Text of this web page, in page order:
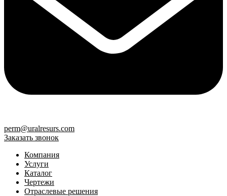
perm@uralresurs.com
Заказать звонок
Компания
Услуги
Каталог
Чертежи
Отраслевые решения